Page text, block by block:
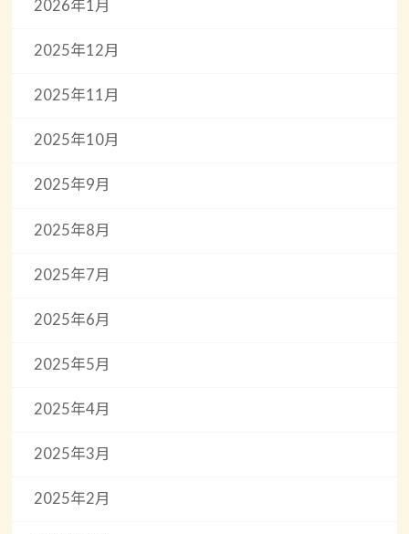
2026年1月
2025年12月
2025年11月
2025年10月
2025年9月
2025年8月
2025年7月
2025年6月
2025年5月
2025年4月
2025年3月
2025年2月